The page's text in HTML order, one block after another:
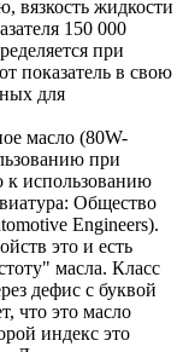
вязкость жидкости
150 000
при
показатель в свою
для
масло (80W-
при
к использованию
Общество
Engineers).
это и есть
масла. Класс
дефис с буквой
что это масло
индекс это